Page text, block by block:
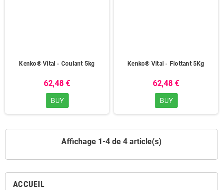
ACCUEIL
Kenko® Vital - Coulant 5kg
62,48 €
BUY
Kenko® Vital - Flottant 5Kg
62,48 €
BUY
Affichage 1-4 de 4 article(s)